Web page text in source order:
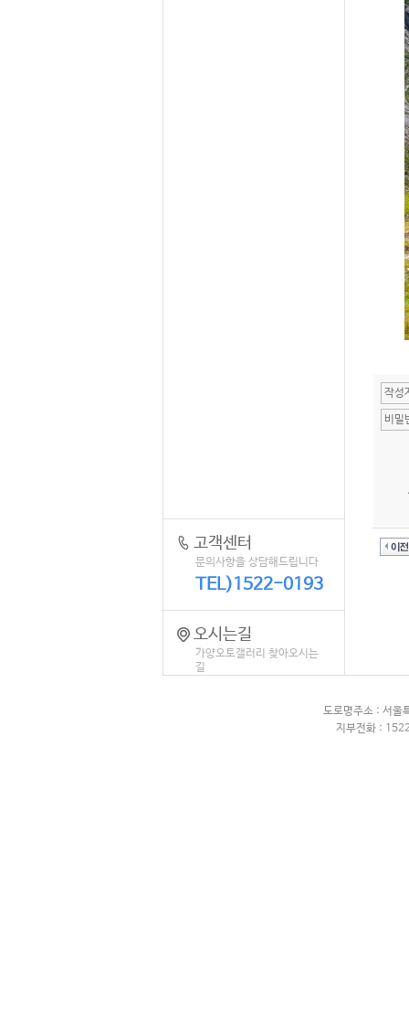
도로명주소 : 서울
지부전화 :
고객센터
문의사항을 상담해드립니다
TEL)1522-0193
오시는길
가양오토갤러리 찾아오시는
길